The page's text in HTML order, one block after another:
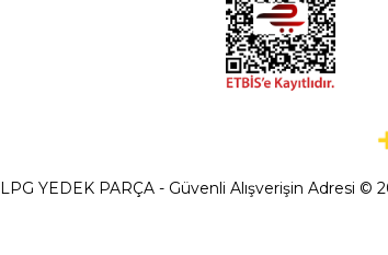
LPG YEDEK PARÇA - Güvenli Alışverişin Adresi ©